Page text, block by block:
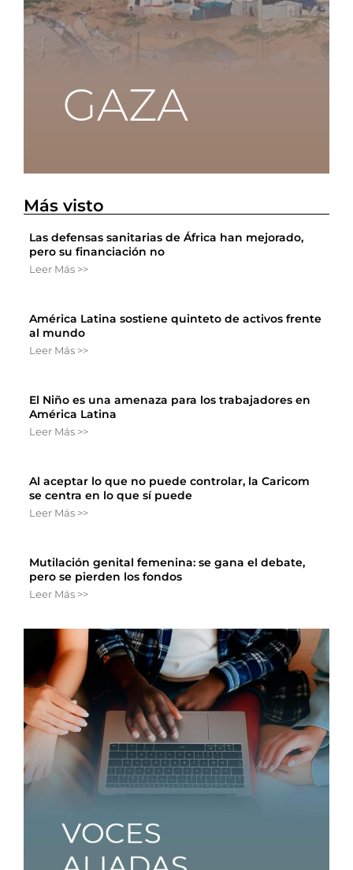
Más visto
Las defensas sanitarias de África han mejorado,
pero su financiación no
Leer Más >>
América Latina sostiene quinteto de activos frente
al mundo
Leer Más >>
El Niño es una amenaza para los trabajadores en
América Latina
Leer Más >>
Al aceptar lo que no puede controlar, la Caricom
se centra en lo que sí puede
Leer Más >>
Mutilación genital femenina: se gana el debate,
pero se pierden los fondos
Leer Más >>